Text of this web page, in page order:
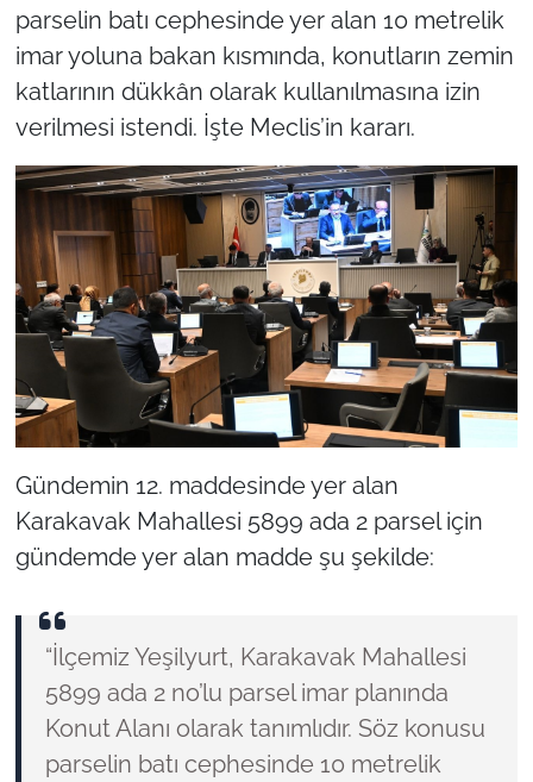
parselin batı cephesinde yer alan 10 metrelik
imar yoluna bakan kısmında, konutların zemin
katlarının dükkân olarak kullanılmasına izin
verilmesi istendi. İşte Meclis’in kararı.
Gündemin 12. maddesinde yer alan
Karakavak Mahallesi 5899 ada 2 parsel için
gündemde yer alan madde şu şekilde:
“İlçemiz Yeşilyurt, Karakavak Mahallesi
5899 ada 2 no’lu parsel imar planında
Konut Alanı olarak tanımlıdır. Söz konusu
parselin batı cephesinde 10 metrelik